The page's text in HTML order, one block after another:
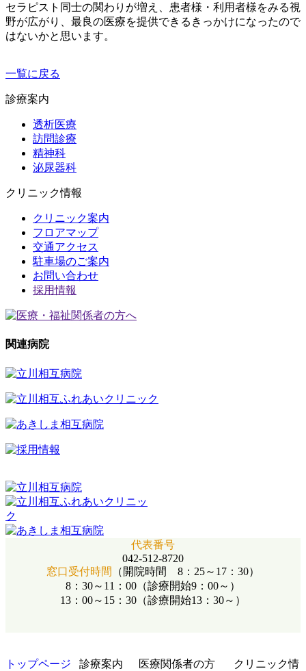
セラピスト同士の関わりが増え、患者様・利用者様をみる視
野が広がり、最良の医療を提供できるきっかけになったので
はないかと思います。
一覧に戻る
診療案内
透析医療
訪問診療
精神科
泌尿器科
クリニック情報
クリニック案内
フロアマップ
交通アクセス
駐車場のご案内
お問い合わせ
採用情報
関連病院
代表番号
042-512-8720
窓口受付時間
（開院時間 8：25～17：30）
8：30～11：00（診療開始9：00～）
13：00～15：30（診療開始13：30～）
トップページ 診療案内 医療関係者の方
クリニック情